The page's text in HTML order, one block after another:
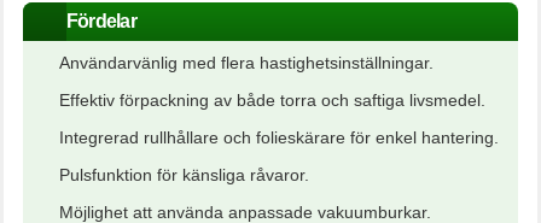
Fördelar
Användarvänlig med flera hastighetsinställningar.
Effektiv förpackning av både torra och saftiga livsmedel.
Integrerad rullhållare och folieskärare för enkel hantering.
Pulsfunktion för känsliga råvaror.
Möjlighet att använda anpassade vakuumburkar.